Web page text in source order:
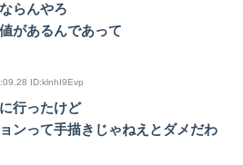
らんやろ
があるんであって
ID:klnhI9Evp
行ったけど
ンって手描きじゃねえとダメだわ